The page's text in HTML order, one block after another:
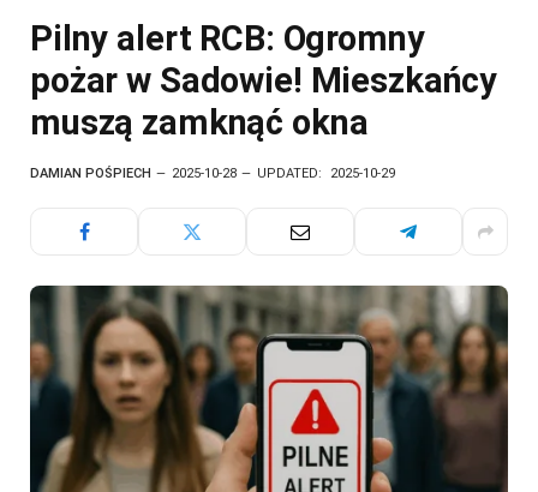
Pilny alert RCB: Ogromny
pożar w Sadowie! Mieszkańcy
muszą zamknąć okna
DAMIAN POŚPIECH 2025-10-28 UPDATED: 2025-10-29